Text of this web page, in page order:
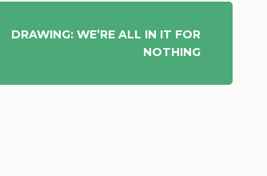
DRAWING: WE’RE ALL IN IT FOR
NOTHING